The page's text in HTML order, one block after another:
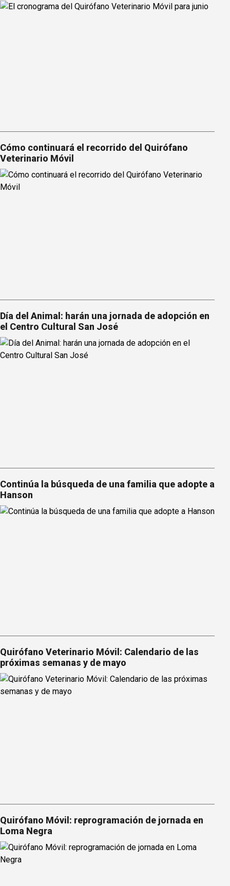
Cómo continuará el recorrido del Quirófano
Veterinario Móvil
Día del Animal: harán una jornada de adopción en
el Centro Cultural San José
Continúa la búsqueda de una familia que adopte a
Hanson
Quirófano Veterinario Móvil: Calendario de las
próximas semanas y de mayo
Quirófano Móvil: reprogramación de jornada en
Loma Negra